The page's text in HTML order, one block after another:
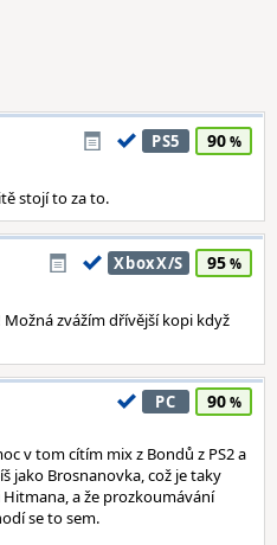
PS5 90
stojí to za to.
XboxX/S 95
Možná zvážím dřívější kopi když
PC 90
v tom cítím mix z Bondů z PS2 a
jako Brosnanovka, což je taky
a že prozkoumávání
se to sem.